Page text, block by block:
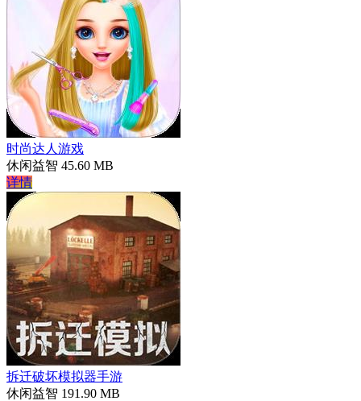
时尚达人游戏
休闲益智 45.60 MB
详情
拆迁破坏模拟器手游
休闲益智 191.90 MB